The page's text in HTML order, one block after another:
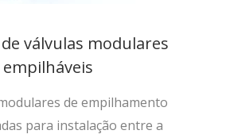
válvulas modulares
empilháveis
de empilhamento
para instalação entre a